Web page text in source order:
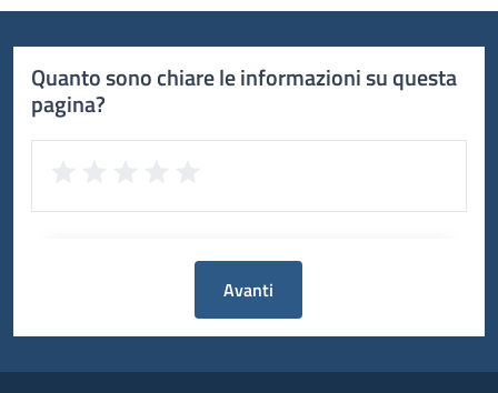
Quanto sono chiare le informazioni su questa
pagina?
Avanti